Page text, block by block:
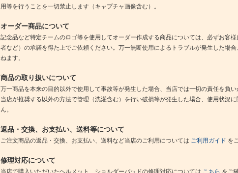
用等を行うことを一切禁止します（キャプチャ画像含む）。
オーダー商品について
記念品など特定チームのロゴ等を使用してオーダー作成する商品については、必ずお客
者など）の承諾を得た上でご依頼ください。万一無断使用によるトラブルが発生した場
ねます。
商品の取り扱いについて
万一商品を本来の目的以外で使用して事故等が発生した場合、当店では一切の責任を負
当店が推奨する以外の方法で管理（洗濯含む）を行い破損等が発生した場合、使用状況
ん。
返品・交換、お支払い、送料等について
ご注文商品の返品・交換、お支払い、送料など当店のご利用については ご利用ガイド を
修理対応について